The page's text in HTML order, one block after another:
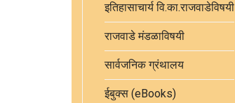
इतिहासाचार्य वि.का.राजवाडेविषयी
राजवाडे मंडळाविषयी
सार्वजनिक ग्रंथालय
ईबुक्स (eBooks)